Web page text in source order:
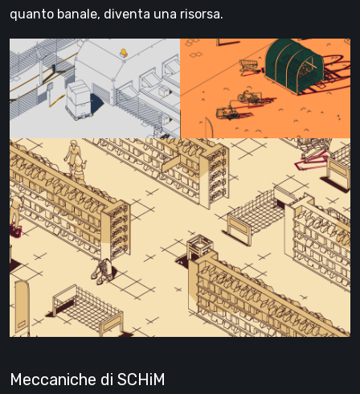
quanto banale, diventa una risorsa.
Meccaniche di SCHiM